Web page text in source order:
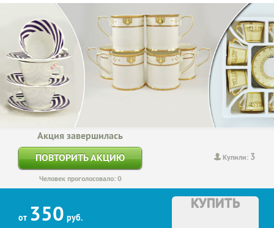
Купили: 3
Акция завершилась
ПОВТОРИТЬ АКЦИЮ
Человек проголосовало: 0
от 350 руб.
КУПИТЬ